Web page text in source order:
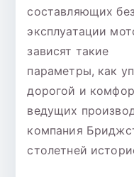
составляющих
эксплуатации
зависят такие
параметры, как
дорогой и
ведущих
компания
столетней